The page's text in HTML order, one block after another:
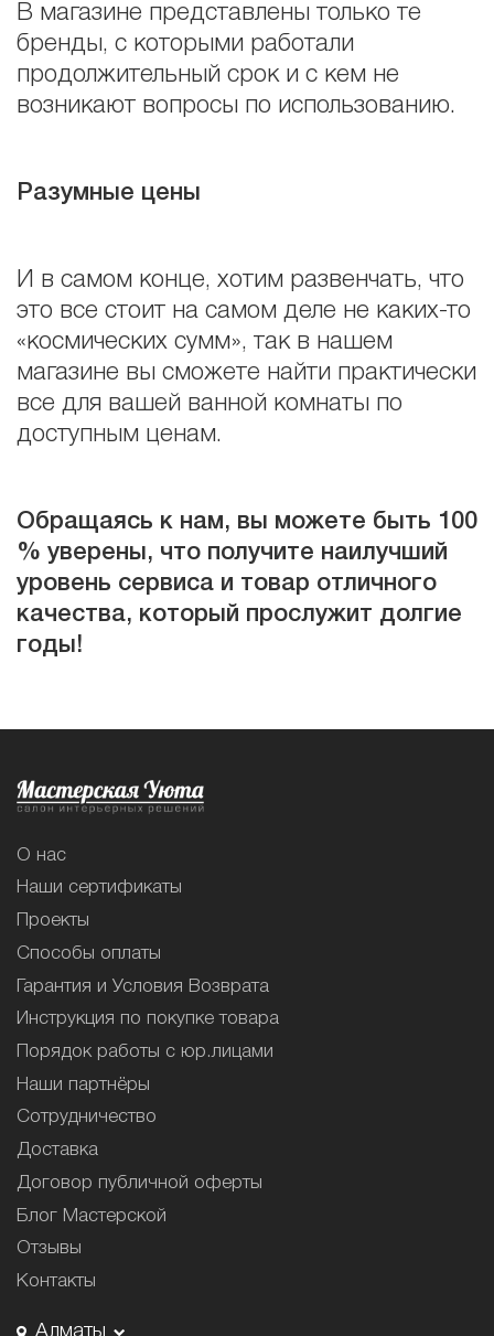
В магазине представлены только те
бренды, с которыми работали
продолжительный срок и с кем не
возникают вопросы по использованию.
Разумные цены
И в самом конце, хотим развенчать, что
это все стоит на самом деле не каких-то
«космических сумм», так в нашем
магазине вы сможете найти практически
все для вашей ванной комнаты по
доступным ценам.
Обращаясь к нам, вы можете быть 100
% уверены, что получите наилучший
уровень сервиса и товар отличного
качества, который прослужит долгие
годы!
О нас
Наши сертификаты
Проекты
Способы оплаты
Гарантия и Условия Возврата
Инструкция по покупке товара
Порядок работы с юр.лицами
Наши партнёры
Сотрудничество
Доставка
Договор публичной оферты
Блог Мастерской
Отзывы
Контакты